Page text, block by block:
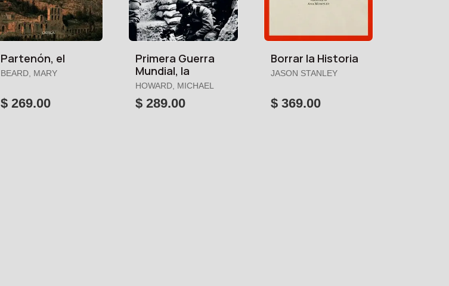
Partenón, el
BEARD, MARY
$ 269.00
Primera Guerra
Mundial, la
HOWARD, MICHAEL
$ 289.00
Borrar la Historia
JASON STANLEY
$ 369.00